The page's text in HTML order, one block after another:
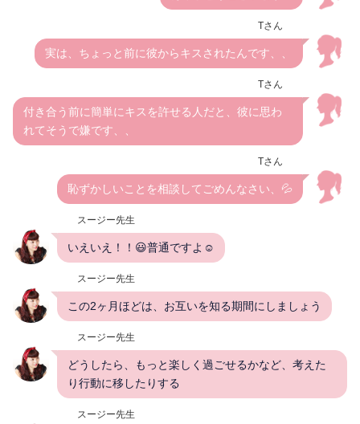
Tさん
実は、ちょっと前に彼からキスされたんです、、
Tさん
付き合う前に簡単にキスを許せる人だと、彼に思わ
れてそうで嫌です、、
Tさん
恥ずかしいことを相談してごめんなさい、💦
スージー先生
いえいえ！！😃普通ですよ☺️
スージー先生
この2ヶ月ほどは、お互いを知る期間にしましょう
スージー先生
どうしたら、もっと楽しく過ごせるかなど、考えた
り行動に移したりする
スージー先生